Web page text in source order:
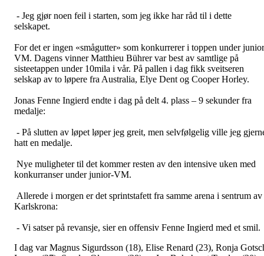
- Jeg gjør noen feil i starten, som jeg ikke har råd til i dette
selskapet.
For det er ingen «smågutter» som konkurrerer i toppen under
VM. Dagens vinner Matthieu Bührer var best av samtlige på
sisteetappen under 10mila i vår. På pallen i dag fikk sveitseren
selskap av to løpere fra Australia, Elye Dent og Cooper Horley.
Jonas Fenne Ingierd endte i dag på delt 4. plass – 9 sekunder fra
medalje:
- På slutten av løpet løper jeg greit, men selvfølgelig ville jeg
hatt en medalje.
Nye muligheter til det kommer resten av den intensive uken med
konkurranser under junior-VM.
Allerede i morgen er det sprintstafett fra samme arena i sentrum av
Karlskrona:
- Vi satser på revansje, sier en offensiv Fenne Ingierd med et smil.
I dag var Magnus Sigurdsson (18), Elise Renard (23), Ronja